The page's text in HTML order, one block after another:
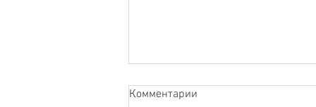
Комментарии